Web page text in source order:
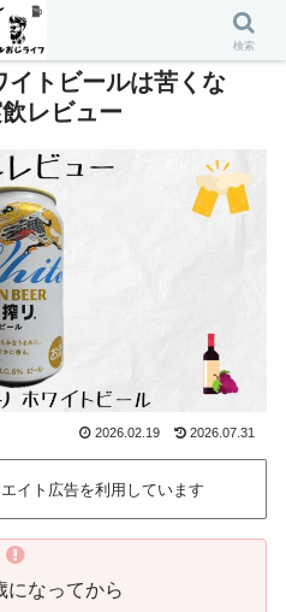
イトビールは苦くな
レビュー
2026.02.19 2026.07.31
イト広告を利用しています
になってから
検索